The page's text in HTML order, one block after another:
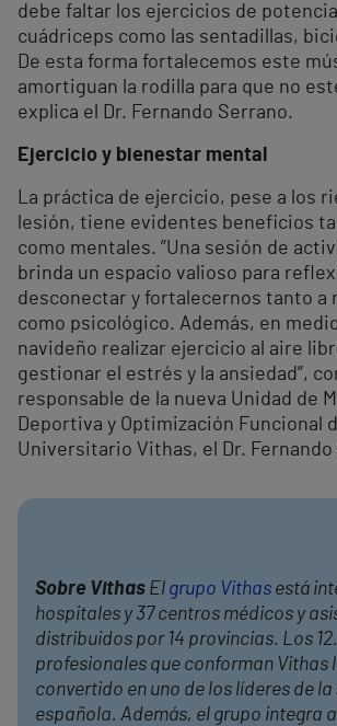
debe faltar los ejercicios de
cuádriceps como las sentadillas,
De esta forma fortalecemos este
amortiguan la rodilla para que no
explica el Dr. Fernando Serrano.
Ejercicio y bienestar mental
La práctica de ejercicio, pese a los
lesión, tiene evidentes beneficios
como mentales. ”Una sesión de
brinda un espacio valioso para
desconectar y fortalecernos tanto a
como psicológico. Además, en
navideño realizar ejercicio al aire
gestionar el estrés y la ansiedad”,
responsable de la nueva Unidad de
Deportiva y Optimización Funcional
Universitario Vithas, el Dr. Fernando
Sobre Vithas El grupo Vithas está
hospitales y 37 centros médicos y
distribuidos por 14 provincias. Los
profesionales que conforman Vithas
convertido en uno de los líderes de
española. Además, el grupo integra